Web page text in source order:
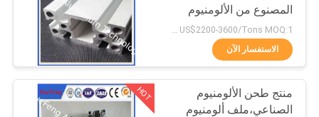
أجزاء الألومنيوم للآلات
الحاسوبية الحاسوبية
1
المصنوع من الألومنيوم
المكعب T slot الملف
تعريف الألومنيوم
الاستفسار الآن
HOT
منتج طحن الألومنيوم
الصناعي،ملف ألومنيوم